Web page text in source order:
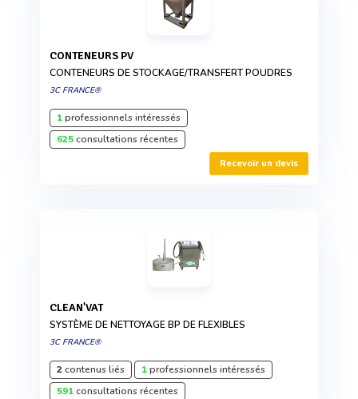
CONTENEURS PV
CONTENEURS DE STOCKAGE/TRANSFERT POUDRES
3C FRANCE®
1professionnels intéressés
625consultations récentes
Recevoir un devis
CLEAN'VAT
SYSTÈME DE NETTOYAGE BP DE FLEXIBLES
3C FRANCE®
2contenus liés 1professionnels intéressés
591consultations récentes